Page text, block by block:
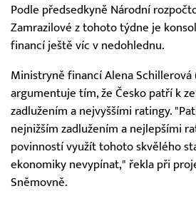
Podle předsedkyně Národní
Zamrazilové z tohoto týdne je
financí ještě víc v nedohlednu.
Ministryně financí Alena Schillerová
argumentuje tím, že Česko patří k
zadlužením a nejvyššími ratingy.
nejnižším zadlužením a nejlepšími
povinností využít tohoto skvělého
ekonomiky nevypínat," řekla při
Sněmovně.